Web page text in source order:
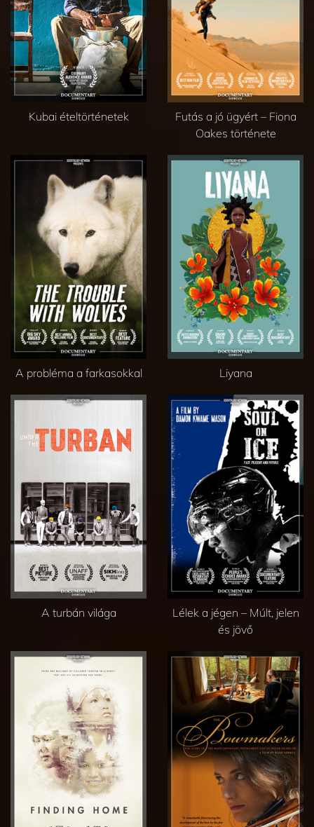
Kubai ételtörténetek
Futás a jó ügyért – Fiona
Oakes története
A probléma a farkasokkal Liyana
A turbán világa
Lélek a jégen – Múlt, jelen
és jövő